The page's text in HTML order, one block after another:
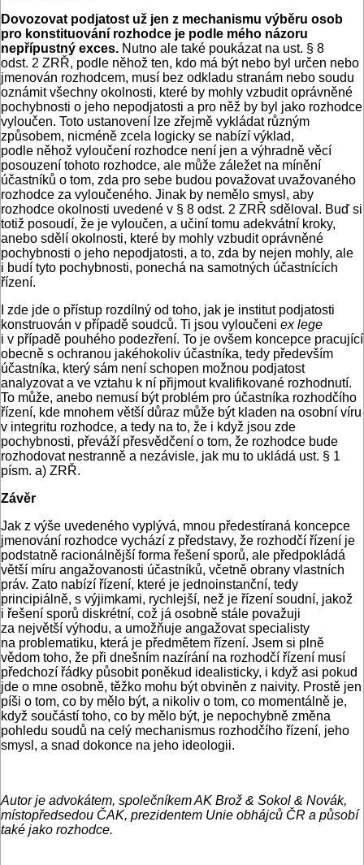
Dovozovat podjatost už jen z mechanismu výběru osob
pro konstituování rozhodce je podle mého názoru
nepřípustný exces. Nutno ale také poukázat na ust. § 8
odst. 2 ZRŘ, podle něhož ten, kdo má být nebo byl určen nebo
jmenován rozhodcem, musí bez odkladu stranám nebo soudu
oznámit všechny okolnosti, které by mohly vzbudit oprávněné
pochybnosti o jeho nepodjatosti a pro něž by byl jako rozhodce
vyloučen. Toto ustanovení lze zřejmě vykládat různým
způsobem, nicméně zcela logicky se nabízí výklad,
podle něhož vyloučení rozhodce není jen a výhradně věcí
posouzení tohoto rozhodce, ale může záležet na mínění
účastníků o tom, zda pro sebe budou považovat uvažovaného
rozhodce za vyloučeného. Jinak by nemělo smysl, aby
rozhodce okolnosti uvedené v § 8 odst. 2 ZRŘ sděloval. Buď si
totiž posoudí, že je vyloučen, a učiní tomu adekvátní kroky,
anebo sdělí okolnosti, které by mohly vzbudit oprávněné
pochybnosti o jeho nepodjatosti, a to, zda by nejen mohly, ale
i budí tyto pochybnosti, ponechá na samotných účastnících
řízení.
I zde jde o přístup rozdílný od toho, jak je institut podjatosti
konstruován v případě soudců. Ti jsou vyloučeni ex lege
i v případě pouhého podezření. To je ovšem koncepce pracující
obecně s ochranou jakéhokoliv účastníka, tedy především
účastníka, který sám není schopen možnou podjatost
analyzovat a ve vztahu k ní přijmout kvalifikované rozhodnutí.
To může, anebo nemusí být problém pro účastníka rozhodčího
řízení, kde mnohem větší důraz může být kladen na osobní víru
v integritu rozhodce, a tedy na to, že i když jsou zde
pochybnosti, převáží přesvědčení o tom, že rozhodce bude
rozhodovat nestranně a nezávisle, jak mu to ukládá ust. § 1
písm. a) ZRŘ.
Závěr
Jak z výše uvedeného vyplývá, mnou předestíraná koncepce
jmenování rozhodce vychází z představy, že rozhodčí řízení je
podstatně racionálnější forma řešení sporů, ale předpokládá
větší míru angažovanosti účastníků, včetně obrany vlastních
práv. Zato nabízí řízení, které je jednoinstanční, tedy
principiálně, s výjimkami, rychlejší, než je řízení soudní, jakož
i řešení sporů diskrétní, což já osobně stále považuji
za největší výhodu, a umožňuje angažovat specialisty
na problematiku, která je předmětem řízení. Jsem si plně
vědom toho, že při dnešním nazírání na rozhodčí řízení musí
předchozí řádky působit poněkud idealisticky, i když asi pokud
jde o mne osobně, těžko mohu být obviněn z naivity. Prostě jen
píši o tom, co by mělo být, a nikoliv o tom, co momentálně je,
když součástí toho, co by mělo být, je nepochybně změna
pohledu soudů na celý mechanismus rozhodčího řízení, jeho
smysl, a snad dokonce na jeho ideologii.
Autor je advokátem, společníkem AK Brož & Sokol & Novák,
místopředsedou ČAK, prezidentem Unie obhájců ČR a působí
také jako rozhodce.